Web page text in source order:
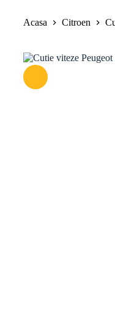
Acasa Citroen